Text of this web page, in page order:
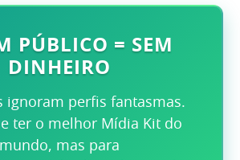
PÚBLICO = SEM
DINHEIRO
ignoram perfis fantasmas.
ter o melhor Mídia Kit do
mundo, mas para